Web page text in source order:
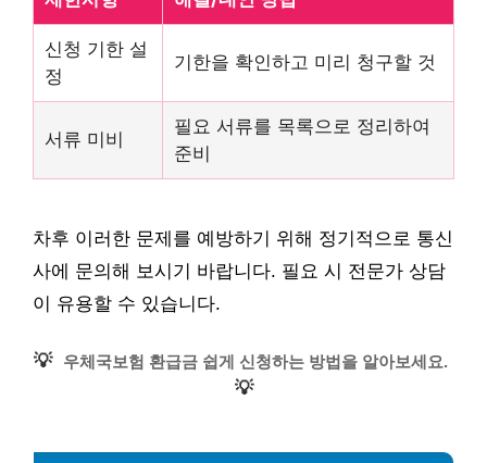
신청 기한 설
정
기한을 확인하고 미리 청구할 것
서류 미비
필요 서류를 목록으로 정리하여
준비
차후 이러한 문제를 예방하기 위해 정기적으로 통신
사에 문의해 보시기 바랍니다. 필요 시 전문가 상담
이 유용할 수 있습니다.
💡 우체국보험 환급금 쉽게 신청하는 방법을 알아보세요.
💡